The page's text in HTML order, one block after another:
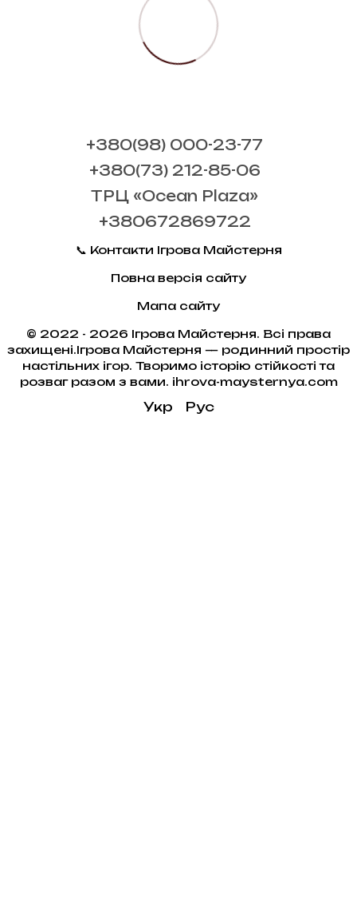
+380(98) 000-23-77
+380(73) 212-85-06
ТРЦ «Ocean Plaza»
+380672869722
📞 Контакти Ігрова Майстерня
Повна версія сайту
Мапа сайту
© 2022 - 2026 Ігрова Майстерня. Всі права
захищені.Ігрова Майстерня — родинний простір
настільних ігор. Творимо історію стійкості та
розваг разом з вами. ihrova-maysternya.com
Укр Рус